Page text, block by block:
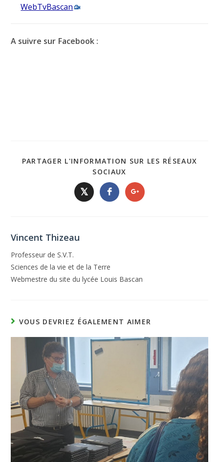
WebTvBascan
A suivre sur Facebook :
PARTAGER L'INFORMATION SUR LES RÉSEAUX
SOCIAUX
𝕏
Vincent Thizeau
Professeur de S.V.T.
Sciences de la vie et de la Terre
Webmestre du site du lycée Louis Bascan
VOUS DEVRIEZ ÉGALEMENT AIMER